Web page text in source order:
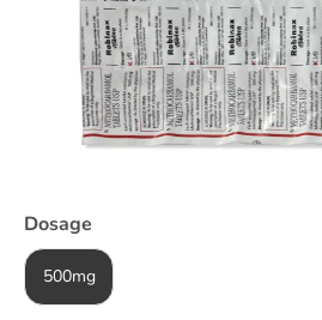
Dosage
500mg